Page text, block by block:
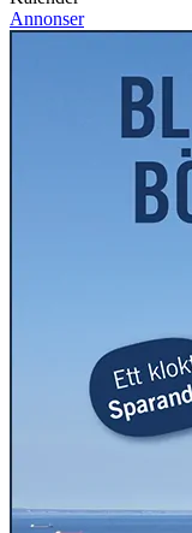
Annonser